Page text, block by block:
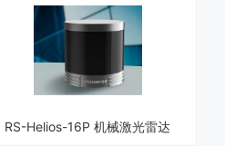
RS-Helios-16P 机械激光雷达